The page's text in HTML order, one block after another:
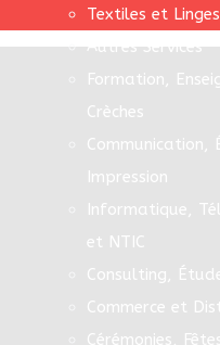
Textiles et
Autres Services
Formation,
Crèches
Communication,
Impression
Informatique,
et NTIC
Consulting,
Commerce et
Cérémonies,